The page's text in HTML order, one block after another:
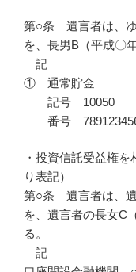
第○条 遺言者は、
を、長男B（平成〇
記
① 通常貯金
記号 10050
番号
・投資信託受益権
り表記）
第○条 遺言者は、
を、遺言者の長女C
る。
記